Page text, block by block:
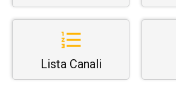
Lista Canali